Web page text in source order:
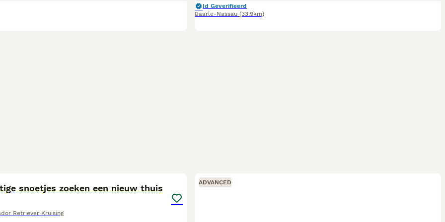
Id Geverifieerd
Baarle-Nassau (33.9km)
snoetjes zoeken een nieuw thuis
Retriever Kruising
ADVANCED